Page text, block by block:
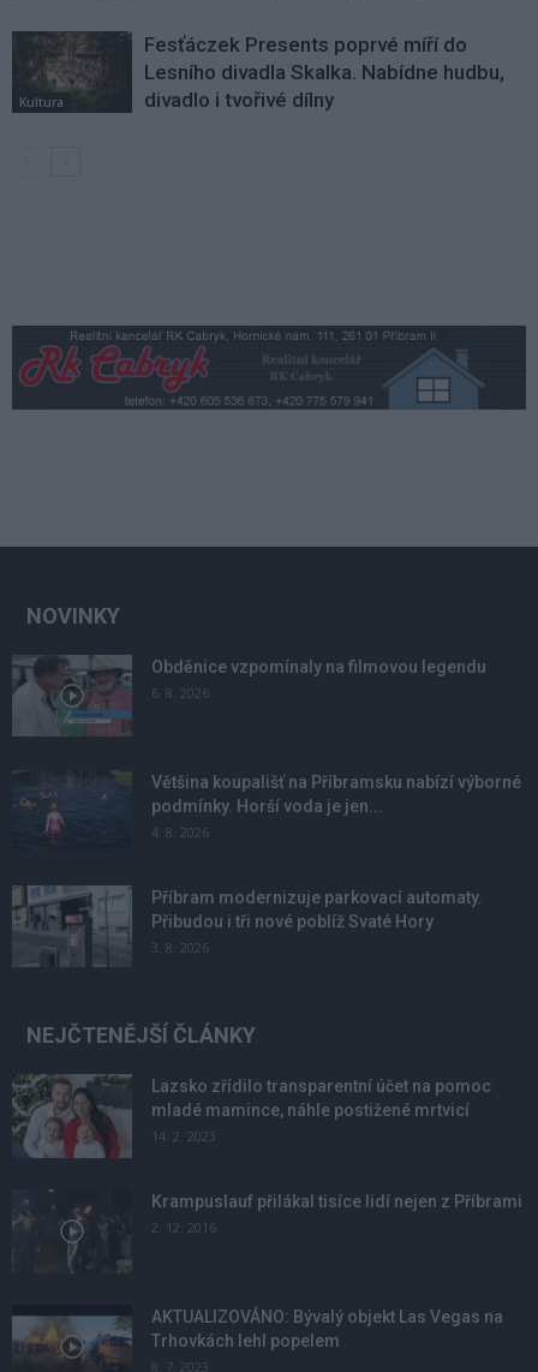
Kultura
Fesťáczek Presents poprvé míří do
Lesního divadla Skalka. Nabídne hudbu,
divadlo i tvořivé dílny
NOVINKY
Obděnice vzpomínaly na filmovou legendu
6. 8. 2026
Většina koupališť na Příbramsku nabízí výborné
podmínky. Horší voda je jen...
4. 8. 2026
Příbram modernizuje parkovací automaty.
Přibudou i tři nové poblíž Svaté Hory
3. 8. 2026
NEJČTENĚJŠÍ ČLÁNKY
Lazsko zřídilo transparentní účet na pomoc
mladé mamince, náhle postižené mrtvicí
14. 2. 2023
Krampuslauf přilákal tisíce lidí nejen z Příbrami
2. 12. 2016
AKTUALIZOVÁNO: Bývalý objekt Las Vegas na
Trhovkách lehl popelem
8. 7. 2023